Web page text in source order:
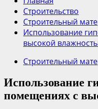
Строительство
Строительный
Использование
высокой
Строительный
Использование
помещениях с